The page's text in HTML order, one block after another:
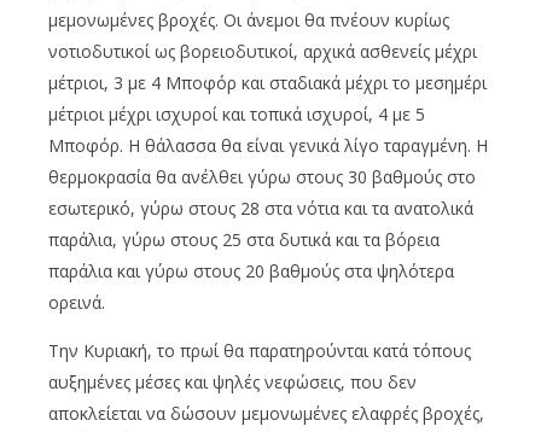
μεμονωμένες βροχές. Οι άνεμοι θα πνέουν κυρίως
νοτιοδυτικοί ως βορειοδυτικοί, αρχικά ασθενείς μέχρι
μέτριοι, 3 με 4 Μποφόρ και σταδιακά μέχρι το μεσημέρι
μέτριοι μέχρι ισχυροί και τοπικά ισχυροί, 4 με 5
Μποφόρ. Η θάλασσα θα είναι γενικά λίγο ταραγμένη. Η
θερμοκρασία θα ανέλθει γύρω στους 30 βαθμούς στο
εσωτερικό, γύρω στους 28 στα νότια και τα ανατολικά
παράλια, γύρω στους 25 στα δυτικά και τα βόρεια
παράλια και γύρω στους 20 βαθμούς στα ψηλότερα
ορεινά.
Την Κυριακή, το πρωί θα παρατηρούνται κατά τόπους
αυξημένες μέσες και ψηλές νεφώσεις, που δεν
αποκλείεται να δώσουν μεμονωμένες ελαφρές βροχές,